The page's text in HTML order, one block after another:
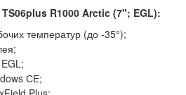
R1000 Arctic (7"; EGL):
температур (до -35°);
СЕ;